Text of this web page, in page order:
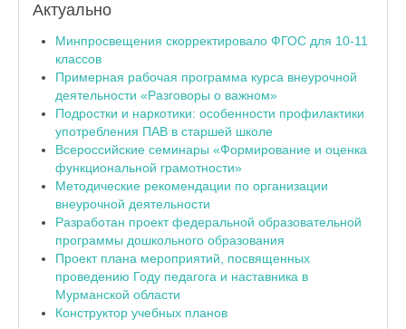
Актуально
Минпросвещения скорректировало ФГОС для 10-11
классов
Примерная рабочая программа курса внеурочной
деятельности «Разговоры о важном»
Подростки и наркотики: особенности профилактики
употребления ПАВ в старшей школе
Всероссийские семинары «Формирование и оценка
функциональной грамотности»
Методические рекомендации по организации
внеурочной деятельности
Разработан проект федеральной образовательной
программы дошкольного образования
Проект плана мероприятий, посвященных
проведению Году педагога и наставника в
Мурманской области
Конструктор учебных планов